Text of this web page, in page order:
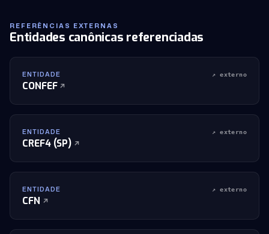
REFERÊNCIAS EXTERNAS
Entidades canônicas referenciadas
ENTIDADE ↗ externo
CONFEF
ENTIDADE ↗ externo
CREF4 (SP)
ENTIDADE ↗ externo
CFN